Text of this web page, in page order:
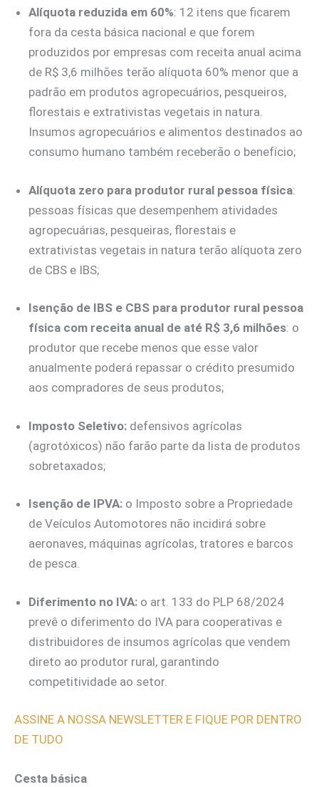
Alíquota reduzida em 60%: 12 itens que ficarem
fora da cesta básica nacional e que forem
produzidos por empresas com receita anual acima
de R$ 3,6 milhões terão alíquota 60% menor que a
padrão em produtos agropecuários, pesqueiros,
florestais e extrativistas vegetais in natura.
Insumos agropecuários e alimentos destinados ao
consumo humano também receberão o benefício;
Alíquota zero para produtor rural pessoa física:
pessoas físicas que desempenhem atividades
agropecuárias, pesqueiras, florestais e
extrativistas vegetais in natura terão alíquota zero
de CBS e IBS;
Isenção de IBS e CBS para produtor rural pessoa
física com receita anual de até R$ 3,6 milhões: o
produtor que recebe menos que esse valor
anualmente poderá repassar o crédito presumido
aos compradores de seus produtos;
Imposto Seletivo: defensivos agrícolas
(agrotóxicos) não farão parte da lista de produtos
sobretaxados;
Isenção de IPVA: o Imposto sobre a Propriedade
de Veículos Automotores não incidirá sobre
aeronaves, máquinas agrícolas, tratores e barcos
de pesca.
Diferimento no IVA: o art. 133 do PLP 68/2024
prevê o diferimento do IVA para cooperativas e
distribuidores de insumos agrícolas que vendem
direto ao produtor rural, garantindo
competitividade ao setor.
ASSINE A NOSSA NEWSLETTER E FIQUE POR DENTRO
DE TUDO
Cesta básica